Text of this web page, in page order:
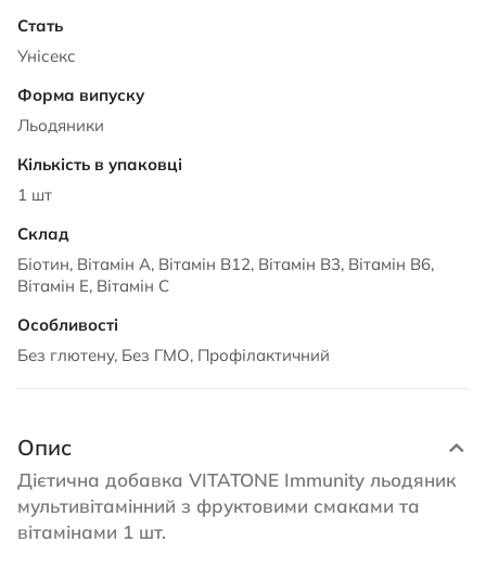
Унісекс
Льодяники
1 шт
Біотин, Вітамін А, Вітамін В12, Вітамін В3, Вітамін В6,
Вітамін Е, Вітамін С
Без глютену, Без ГМО, Профілактичний
Опис
Дієтична добавка VITATONE Immunity льодяник
мультивітамінний з фруктовими смаками та
вітамінами 1 шт.